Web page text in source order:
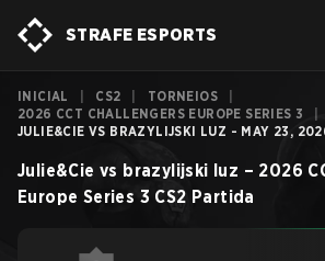
STRAFE ESPORTS
INICIAL CS2 TORNEIOS
2026 CCT CHALLENGERS EUROPE SERIES 3
JULIE&CIE VS BRAZYLIJSKI LUZ - MAY 23,
Julie&Cie vs brazylijski luz – 2026
Europe Series 3 CS2 Partida